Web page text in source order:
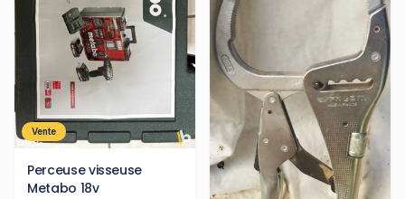
Vente
Perceuse visseuse
Metabo 18v